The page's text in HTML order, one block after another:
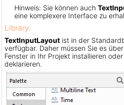
Hinweis: Sie können auch
eine komplexere Interface zu
Library:
TextInputLayout ist in der
verfügbar. Daher müssen Sie es
Fenster in Ihr Projekt installieren
deklarieren.